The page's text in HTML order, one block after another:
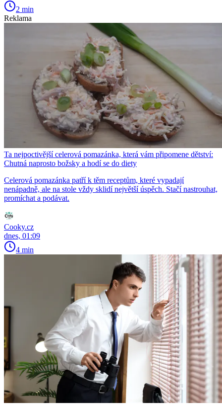
2 min
Reklama
Ta nejpoctivější celerová pomazánka, která vám připomene dětství:
Chutná naprosto božsky a hodí se do diety
Celerová pomazánka patří k těm receptům, které vypadají
nenápadně, ale na stole vždy sklidí největší úspěch. Stačí nastrouhat,
promíchat a podávat.
Cooky.cz
dnes, 01:09
4 min